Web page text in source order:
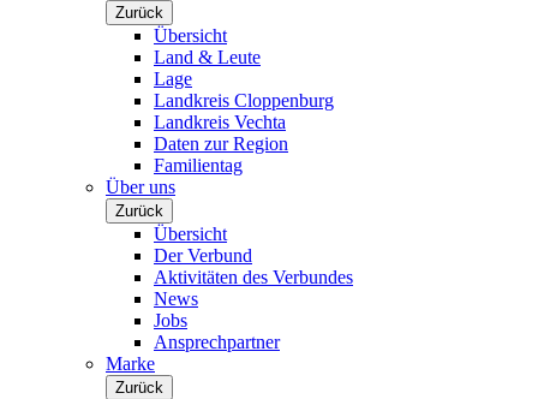
Zurück
Übersicht
Land & Leute
Lage
Landkreis Cloppenburg
Landkreis Vechta
Daten zur Region
Familientag
Über uns
Zurück
Übersicht
Der Verbund
Aktivitäten des Verbundes
News
Jobs
Ansprechpartner
Marke
Zurück